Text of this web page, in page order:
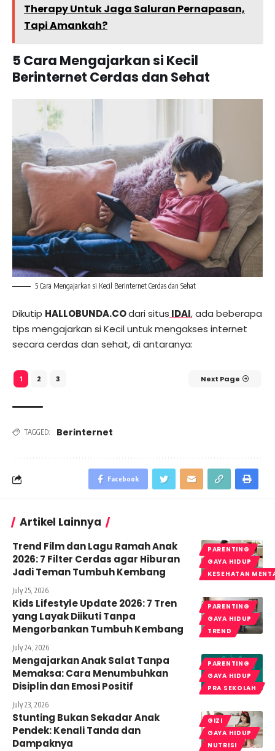
Therapy Untuk Jaga Saluran Pernapasan,
Tapi Amankah?
5 Cara Mengajarkan si Kecil
Berinternet Cerdas dan Sehat
5 Cara Mengajarkan si Kecil Berinternet Cerdas dan Sehat
Dikutip HALLOBUNDA.COdari situs IDAI, ada beberapa
tips mengajarkan si Kecil untuk mengakses internet
secara cerdas dan sehat, di antaranya:
1 2 3 Next Page
TAGGED: Berinternet
Facebook
Artikel Lainnya
PARENTING
GAYA HIDUP
KESEHATAN
Trend Film dan Lagu Ramah Anak
2026: 7 Filter Cerdas agar Hiburan
Jadi Teman Tumbuh Kembang
July 25, 2026
PARENTING
GAYA HIDUP
TREND
Kids Lifestyle Update 2026: 7 Tren
yang Layak Diikuti Tanpa
Mengorbankan Tumbuh Kembang
July 24, 2026
PARENTING
GAYA HIDUP
PRA SEKOLAH
Mengajarkan Anak Salat Tanpa
Memaksa: Cara Menumbuhkan
Disiplin dan Emosi Positif
July 23, 2026
GIZI
GAYA HIDUP
NUTRISI
Stunting Bukan Sekadar Anak
Pendek: Kenali Tanda dan
Dampaknya